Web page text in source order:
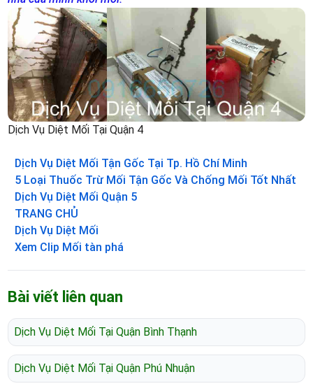
Dịch Vụ Diệt Mối Tại Quận 4
Dịch Vụ Diệt Mối Tận Gốc Tại Tp. Hồ Chí Minh
5 Loại Thuốc Trừ Mối Tận Gốc Và Chống Mối Tốt Nhất
Dịch Vụ Diệt Mối Quận 5
TRANG CHỦ
Dịch Vụ Diệt Mối
Xem Clip Mối tàn phá
Bài viết liên quan
Dịch Vụ Diệt Mối Tại Quận Bình Thạnh
Dịch Vụ Diệt Mối Tại Quận Phú Nhuận